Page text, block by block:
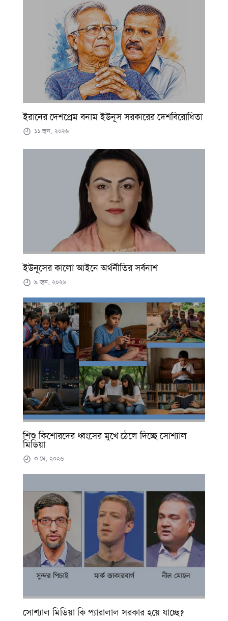
ইরানের দেশপ্রেম বনাম ইউনূস সরকারের দেশবিরোধিতা
১১ জুন, ২০২৬
ইউনূসের কালো আইনে অর্থনীতির সর্বনাশ
৯ জুন, ২০২৬
শিশু কিশোরদের ধ্বংসের মুখে ঠেলে দিচ্ছে সোশ্যাল
মিডিয়া
৩ মে, ২০২৬
সোশ্যাল মিডিয়া কি প্যারালাল সরকার হয়ে যাচ্ছে?